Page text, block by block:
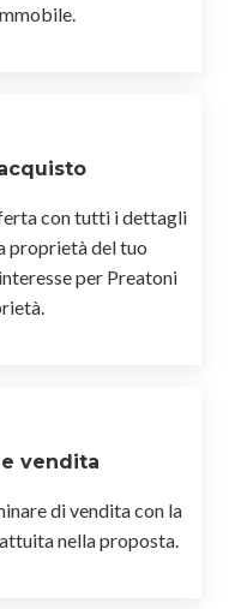
con tutti i dettagli
proprietà del tuo
per Preatoni
e vendita
di vendita con la
nella proposta.